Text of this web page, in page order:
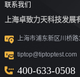
道路现场检
测设备
沥青/沥青胶
结料测试设
沥青混合料
土力学测试
视频
联系我们
上海卓致力天科技发展
上海市浦东新区川桥
tiptop@tiptoptest.com
400-633-0508